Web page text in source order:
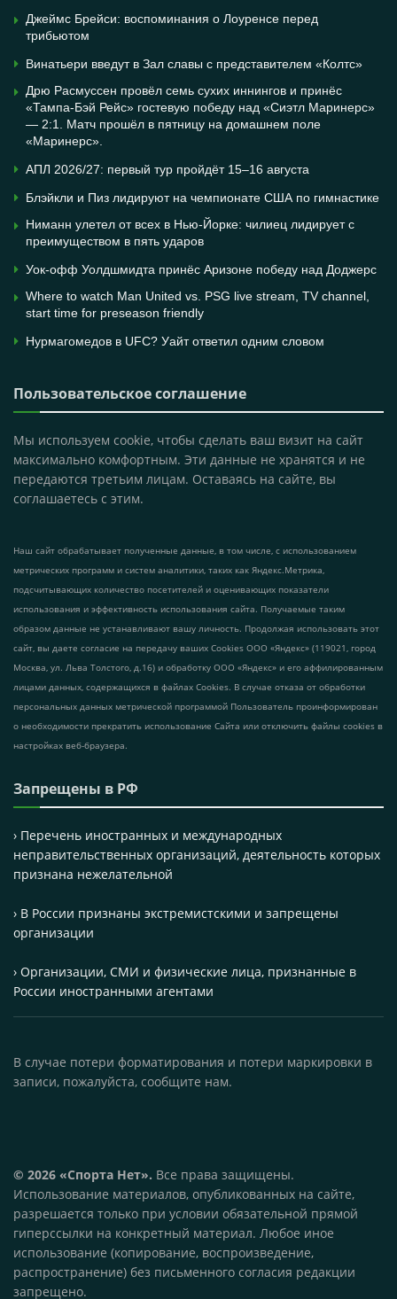
Джеймс Брейси: воспоминания о Лоуренсе перед
трибьютом
Винатьери введут в Зал славы с представителем «Колтс»
Дрю Расмуссен провёл семь сухих иннингов и принёс
«Тампа-Бэй Рейс» гостевую победу над «Сиэтл Маринерс»
— 2:1. Матч прошёл в пятницу на домашнем поле
«Маринерс».
АПЛ 2026/27: первый тур пройдёт 15–16 августа
Блэйкли и Пиз лидируют на чемпионате США по гимнастике
Ниманн улетел от всех в Нью-Йорке: чилиец лидирует с
преимуществом в пять ударов
Уок-офф Уолдшмидта принёс Аризоне победу над Доджерс
Where to watch Man United vs. PSG live stream, TV channel,
start time for preseason friendly
Нурмагомедов в UFC? Уайт ответил одним словом
Пользовательское соглашение
Мы используем cookie, чтобы сделать ваш визит на сайт
максимально комфортным. Эти данные не хранятся и не
передаются третьим лицам. Оставаясь на сайте, вы
соглашаетесь с этим.
Наш сайт обрабатывает полученные данные, в том числе, с использованием
метрических программ и систем аналитики, таких как Яндекс.Метрика,
подсчитывающих количество посетителей и оценивающих показатели
использования и эффективность использования сайта. Получаемые таким
образом данные не устанавливают вашу личность. Продолжая использовать этот
сайт, вы даете согласие на передачу ваших Cookies ООО «Яндекс» (119021, город
Москва, ул. Льва Толстого, д.16) и обработку ООО «Яндекс» и его аффилированным
лицами данных, содержащихся в файлах Cookies. В случае отказа от обработки
персональных данных метрической программой Пользователь проинформирован
о необходимости прекратить использование Сайта или отключить файлы cookies в
настройках веб-браузера.
Запрещены в РФ
› Перечень иностранных и международных
неправительственных организаций, деятельность которых
признана нежелательной
› В России признаны экстремистскими и запрещены
организации
› Организации, СМИ и физические лица, признанные в
России иностранными агентами
В случае потери форматирования и потери маркировки в
записи, пожалуйста, сообщите нам.
© 2026 «Спорта Нет». Все права защищены.
Использование материалов, опубликованных на сайте,
разрешается только при условии обязательной прямой
гиперссылки на конкретный материал. Любое иное
использование (копирование, воспроизведение,
распространение) без письменного согласия редакции
запрещено.